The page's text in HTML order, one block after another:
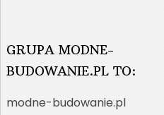
GRUPA MODNE-
BUDOWANIE.PL TO:
modne-budowanie.pl